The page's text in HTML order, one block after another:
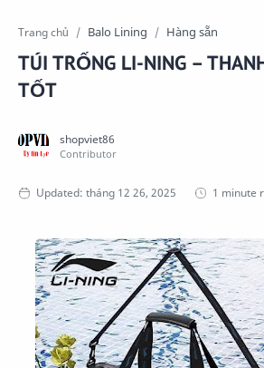
Trang chủ Balo Lining Hàng sẵn
TÚI TRỐNG LI-NING –
TỐT
1 minute